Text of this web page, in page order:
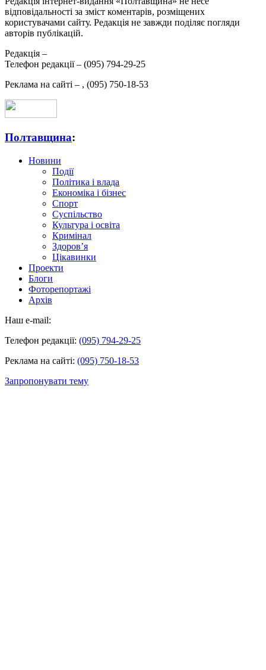
відповідальності за зміст коментарів, розміщених
користувачами сайту. Редакція не завжди поділяє погляди
авторів публікацій.
Редакція –
Телефон редакції – (095) 794-29-25
Реклама на сайті – , (095) 750-18-53
Полтавщина:
Новини
Події
Політика і влада
Економіка і бізнес
Спорт
Суспільство
Культура і освіта
Кримінал
Здоров’я
Цікавинки
Проекти
Блоги
Фоторепортажі
Архів
Наш e-mail:
Телефон редакції: (095) 794-29-25
Реклама на сайті: (095) 750-18-53
Запропонувати тему